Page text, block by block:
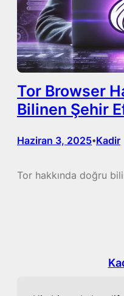
Tor Browser
Bilinen Şehir
Haziran 3, 2025•Kadir
Tor hakkında doğru